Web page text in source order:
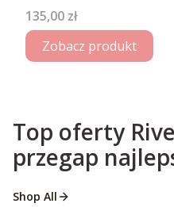
Cena
135,00 zł
Zobacz produkt
Top oferty
przegap
Shop All